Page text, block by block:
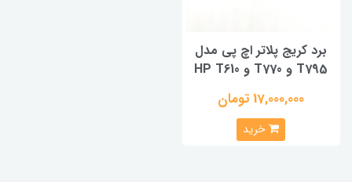
برد کریج پلاتر اچ پی مدل
T795 و T770 و HP T610
17,000,000 تومان
خرید